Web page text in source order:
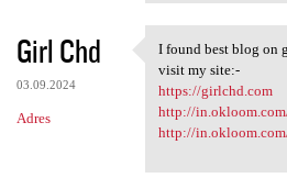
Girl Chd
03.09.2024
Adres
I found best blog
I found best blog on
visit my site:-
https://girlchd.com
http://
http://